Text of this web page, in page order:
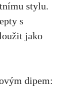
stylu.
s
jako
dipem: